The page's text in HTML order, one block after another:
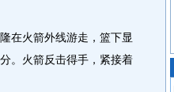
在火箭外线游走，篮下显
。火箭反击得手，紧接着